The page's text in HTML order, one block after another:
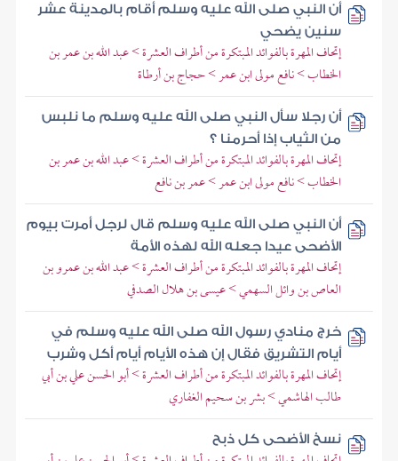
أن النبي صلى الله عليه وسلم أقام بالمدينة عشر
سنين يضحي
إتحاف المهرة بالفوائد المبتكرة من أطراف العشرة > عبد الله بن عمر بن
الخطاب > نافع مولى ابن عمر > حجاج بن أرطاة
أن رجلا سأل النبي صلى الله عليه وسلم ما نلبس
من الثياب إذا أحرمنا ؟
إتحاف المهرة بالفوائد المبتكرة من أطراف العشرة > عبد الله بن عمر بن
الخطاب > نافع مولى ابن عمر > عمر بن نافع
أن النبي صلى الله عليه وسلم قال لرجل أمرت بيوم
الأضحى عيدا جعله الله لهذه الأمة
إتحاف المهرة بالفوائد المبتكرة من أطراف العشرة > عبد الله بن عمرو بن
العاص بن وائل السهمي > عيسى بن هلال الصدفي
خرج منادي رسول الله صلى الله عليه وسلم في
أيام التشريق فقال إن هذه الأيام أيام أكل وشرب
إتحاف المهرة بالفوائد المبتكرة من أطراف العشرة > أبو الحسن علي بن أبي
طالب الهاشمي > بشر بن سحيم الغفاري
نسخ الأضحى كل ذبح